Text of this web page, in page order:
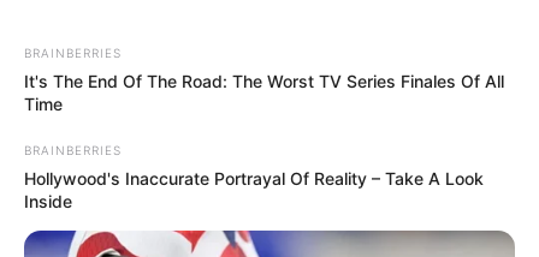
BRAINBERRIES
It's The End Of The Road: The Worst TV Series Finales Of All
Time
BRAINBERRIES
Hollywood's Inaccurate Portrayal Of Reality – Take A Look
Inside